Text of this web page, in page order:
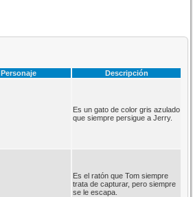
Personaje Descripción
Es un gato de color gris azulado
que siempre persigue a Jerry.
Es el ratón que Tom siempre
trata de capturar, pero siempre
se le escapa.